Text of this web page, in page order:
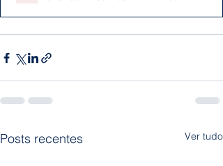
Posts recentes Ver tudo